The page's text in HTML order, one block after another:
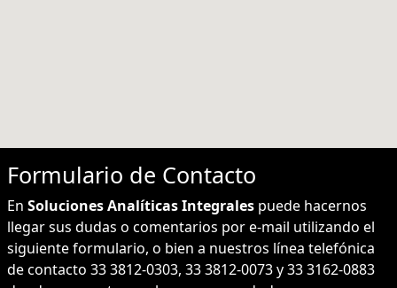
Formulario de Contacto
En Soluciones Analíticas Integrales puede hacernos
llegar sus dudas o comentarios por e-mail utilizando el
siguiente formulario, o bien a nuestros línea telefónica
de contacto 33 3812-0303, 33 3812-0073 y 33 3162-0883